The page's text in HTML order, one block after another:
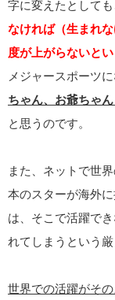
字に変えたとして
なければ（生まれ
度が上がらないとい
メジャースポーツ
ちゃん、お爺ちゃ
と思うのです。
また、ネットで世
本のスターが海外
は、そこで活躍で
れてしまうという厳
世界での活躍がそ